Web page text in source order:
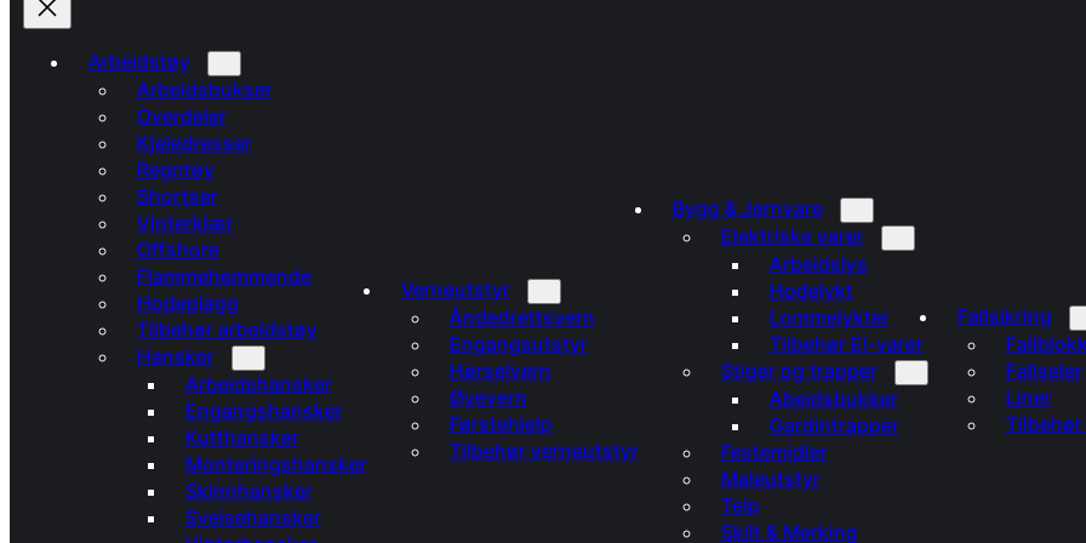
Arbeidstøy
Arbeidsbukser
Overdeler
Kjeledresser
Regntøy
Shortser
Vinterklær
Offshore
Flammehemmende
Hodeplagg
Tilbehør arbeidstøy
Hansker
Arbeidshansker
Engangshansker
Kutthansker
Monteringshansker
Skinnhansker
Sveisehansker
Verneutstyr
Åndedrettsvern
Engangsutstyr
Hørselvern
Øyevern
Førstehjelp
Tilbehør verneutstyr
Bygg & Jernvare
Elektriske varer
Arbeidslys
Hodelykt
Lommelykter
Tilbehør El-varer
Stiger og trapper
Abeidsbukker
Gardintrapper
Festemidler
Maleutstyr
Teip
Skilt & Merking
Fallsikring
Fallseler
Liner